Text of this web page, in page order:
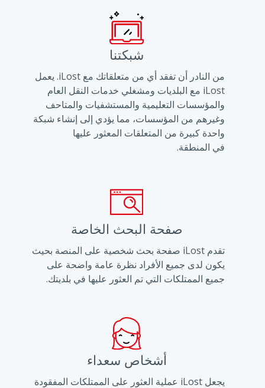
شبكتنا
من النادر أن تفقد أي من متعلقاتك مع iLost. يعمل
iLost مع البلديات ومشغلي خدمات النقل العام
والمؤسسات التعليمية والمستشفيات والمتاحف
وغيرهم من المؤسسات، مما يؤدي إلى إنشاء شبكة
واحدة كبيرة من المتعلقات المعثور عليها
في المنطقة.
صفحة البحث الخاصة
تقدم iLost صفحة بحث شخصية على المنصة بحيث
يكون لدى جميع الأفراد نظرة عامة واضحة على
جميع الممتلكات التي تم العثور عليها في بلديتك.
أشخاص سعداء
يجعل iLost عملية العثور على الممتلكات المفقودة